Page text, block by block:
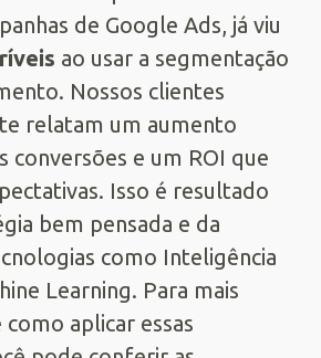
de Google Ads, já viu
ao usar a segmentação
Nossos clientes
relatam um aumento
conversões e um ROI que
Isso é resultado
bem pensada e da
como Inteligência
Learning. Para mais
aplicar essas